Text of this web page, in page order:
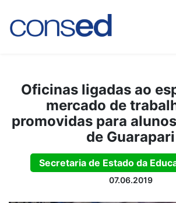
Oficinas ligadas ao
mercado de
promovidas para
de Guarapari
Secretaria de Estado da
07.06.2019